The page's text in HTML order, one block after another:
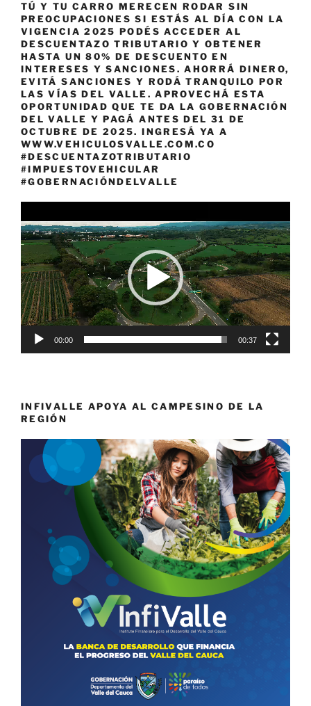
TÚ Y TU CARRO MERECEN RODAR SIN
PREOCUPACIONES SI ESTÁS AL DÍA CON LA
VIGENCIA 2025 PODÉS ACCEDER AL
DESCUENTAZO TRIBUTARIO Y OBTENER
HASTA UN 80% DE DESCUENTO EN
INTERESES Y SANCIONES. AHORRÁ DINERO,
EVITÁ SANCIONES Y RODÁ TRANQUILO POR
LAS VÍAS DEL VALLE. APROVECHÁ ESTA
OPORTUNIDAD QUE TE DA LA GOBERNACIÓN
DEL VALLE Y PAGÁ ANTES DEL 31 DE
OCTUBRE DE 2025. INGRESÁ YA A
WWW.VEHICULOSVALLE.COM.CO
#DESCUENTAZOTRIBUTARIO
#IMPUESTOVEHICULAR
#GOBERNACIÓNDELVALLE
de
vídeo
00:00 00:37
INFIVALLE APOYA AL CAMPESINO DE LA
REGIÓN